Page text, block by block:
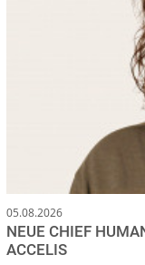
05.08.2026
NEUE CHIEF
ACCELIS